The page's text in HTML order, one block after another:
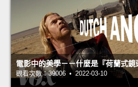
電影中的美學－－什麼是『荷蘭式鏡
觀看次數：39006 • 2022-03-10